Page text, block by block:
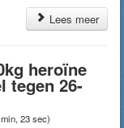
Lees meer
heroïne
tegen 26-
23 sec)